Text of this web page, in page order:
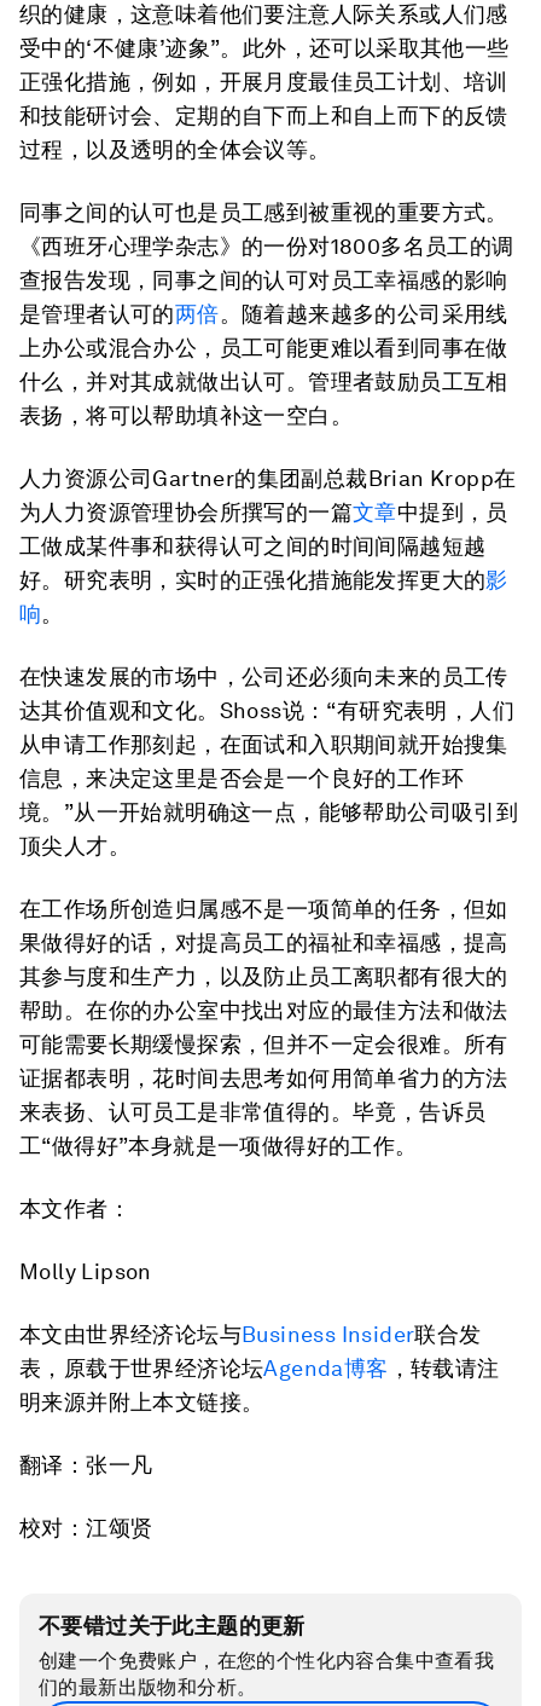
织的健康，这意味着他们要注意人际关系或人们感
受中的‘不健康’迹象”。此外，还可以采取其他一些
正强化措施，例如，开展月度最佳员工计划、培训
和技能研讨会、定期的自下而上和自上而下的反馈
过程，以及透明的全体会议等。
同事之间的认可也是员工感到被重视的重要方式。
《西班牙心理学杂志》的一份对1800多名员工的调
查报告发现， 同事之间的认可对员工幸福感的影响
是管理者认可的两倍。随着越来越多的公司采用线
上办公或混合办公，员工可能更难以看到同事在做
什么，并对其成就做出认可。管理者鼓励员工互相
表扬，将可以帮助填补这一空白。
人力资源公司Gartner的集团副总裁Brian Kropp在
为人力资源管理协会所撰写的一篇文章中提到，员
工做成某件事和获得认可之间的时间间隔越短越
好。研究表明，实时的正强化措施能发挥更大的影
响。
在快速发展的市场中，公司还必须向未来的员工传
达其价值观和文化。Shoss说：“有研究表明，人们
从申请工作那刻起，在面试和入职期间就开始搜集
信息，来决定这里是否会是一个良好的工作环
境。”从一开始就明确这一点，能够帮助公司吸引到
顶尖人才。
在工作场所创造归属感不是一项简单的任务，但如
果做得好的话，对提高员工的福祉和幸福感，提高
其参与度和生产力，以及防止员工离职都有很大的
帮助。在你的办公室中找出对应的最佳方法和做法
可能需要长期缓慢探索，但并不一定会很难。所有
证据都表明，花时间去思考如何用简单省力的方法
来表扬、认可员工是非常值得的。毕竟，告诉员
工“做得好”本身就是一项做得好的工作。
本文作者：
Molly Lipson
本文由世界经济论坛与Business Insider联合发
表，原载于世界经济论坛Agenda博客 ，转载请注
明来源并附上本文链接。
翻译：张一凡
校对：江颂贤
不要错过关于此主题的更新
创建一个免费账户，在您的个性化内容合集中查看我
们的最新出版物和分析。